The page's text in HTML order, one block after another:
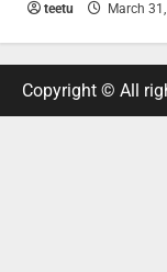
teetu March
Copyright © All